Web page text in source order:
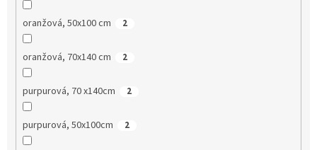
oranžová, 50x100 cm 2
oranžová, 70x140 cm 2
purpurová, 70 x140cm 2
purpurová, 50x100cm 2